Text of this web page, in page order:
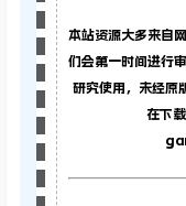
本站资源大多来自
们会第一时间进行
研究使用，未经原
在下